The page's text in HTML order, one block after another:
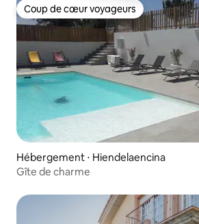
Coup de cœur voyageurs
Coup de cœur voyageurs
Hébergement ⋅ Hiendelaencina
Gîte de charme